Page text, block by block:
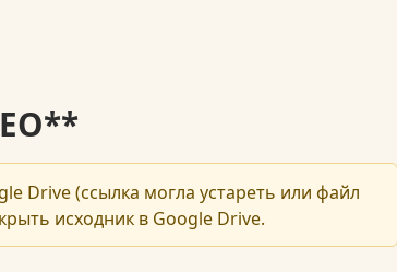
Drive (ссылка могла устареть или файл
исходник в Google Drive.